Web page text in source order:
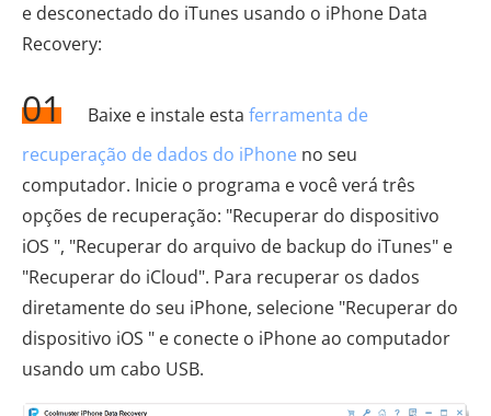
e desconectado do iTunes usando o iPhone Data
Recovery:
01 Baixe e instale esta ferramenta de
recuperação de dados do iPhone no seu
computador. Inicie o programa e você verá três
opções de recuperação: "Recuperar do dispositivo
iOS ", "Recuperar do arquivo de backup do iTunes" e
"Recuperar do iCloud". Para recuperar os dados
diretamente do seu iPhone, selecione "Recuperar do
dispositivo iOS " e conecte o iPhone ao computador
usando um cabo USB.